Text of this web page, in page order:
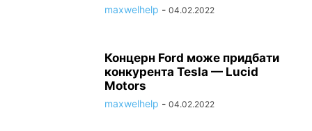
maxwelhelp - 04.02.2022
Концерн Ford може придбати
конкурента Tesla — Lucid
Motors
maxwelhelp - 04.02.2022